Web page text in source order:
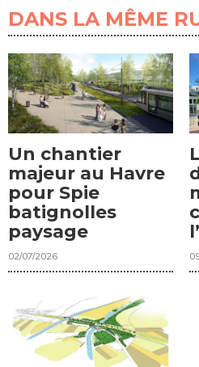
DANS LA MÊME
Un chantier
majeur au Havre
pour Spie
batignolles
paysage
02/07/2026